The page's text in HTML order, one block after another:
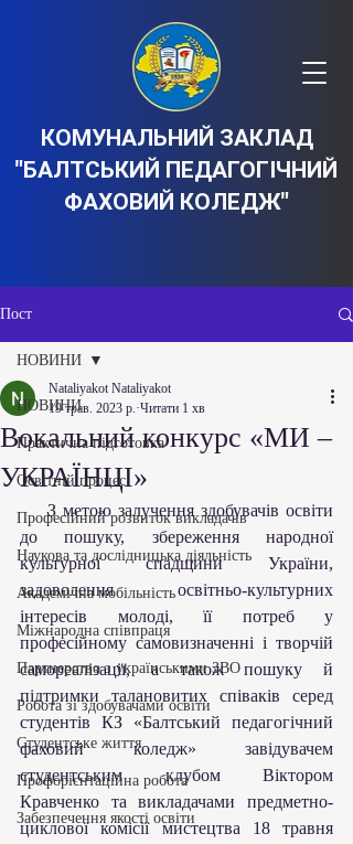
КОМУНАЛЬНИЙ ЗАКЛАД
"БАЛТСЬКИЙ ПЕДАГОГІЧНИЙ
ФАХОВИЙ КОЛЕДЖ"
Пост
НОВИНИ
Практична підготовка
Освітній процес
Професійний розвиток викладачів
Наукова та дослідницька діяльність
Академічна мобільність
Міжнародна співпраця
Партнерство з українськими ЗВО
Робота зі здобувачами освіти
Студентське життя
Профорієнтаційна робота
Забезпечення якості освіти
НОВИНИ
Вокальний конкурс «МИ –
УКРАЇНЦІ»
Nataliyakot Nataliyakot
19 трав. 2023 р. Читати 1 хв
    З метою залучення здобувачів освіти
до пошуку, збереження народної
культурної спадщини України,
задоволення освітньо-культурних
інтересів молоді, її потреб у
професійному самовизначенні і творчій
самореалізації, а також пошуку й
підтримки талановитих співаків серед
студентів КЗ «Балтський педагогічний
фаховий коледж» завідувачем
студентським клубом Віктором
Кравченко та викладачами предметно-
циклової комісії мистецтва 18 травня